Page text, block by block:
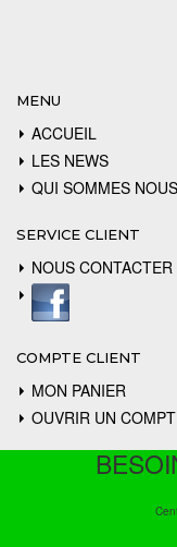
MENU
ACCUEIL
LES NEWS
QUI SOMMES
SERVICE CLIENT
NOUS CONTACTER
COMPTE CLIENT
MON PANIER
OUVRIR UN